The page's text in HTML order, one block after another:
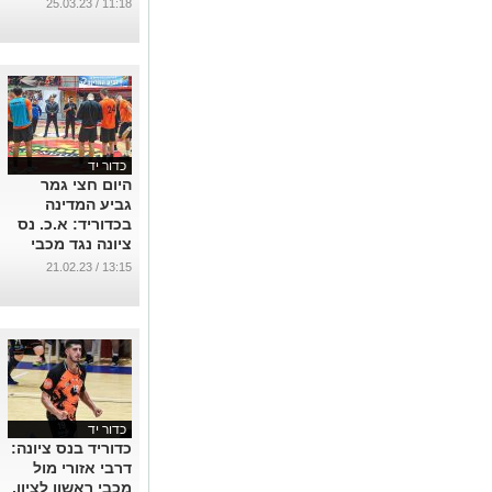
...
11:18 / 25.03.23
כדור יד
היום חצי גמר
גביע המדינה
בכדוריד: א.כ. נס
ציונה נגד מכבי
ראשל"צ, ראש
לגמר !
13:15 / 21.02.23
כדור יד
כדוריד בנס ציונה:
דרבי אזורי מול
מכבי ראשון לציון,